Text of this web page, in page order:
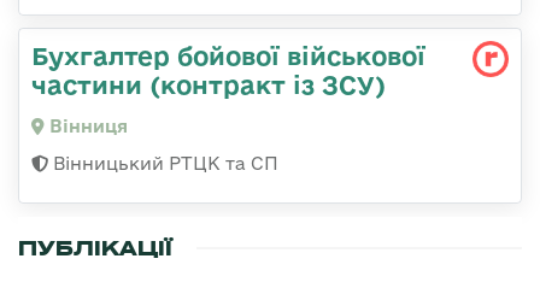
Бухгалтер бойової військової
частини (контракт із ЗСУ)
Вінниця
Вінницький РТЦК та СП
ПУБЛІКАЦІЇ